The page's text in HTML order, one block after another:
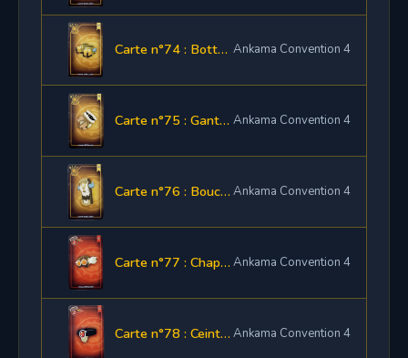
Carte n°74 : Bottes du Real Boitar Ankama Convention 4
Carte n°75 : Gantelet du Real Boitar Ankama Convention 4
Carte n°76 : Bouclier du Real Boitar Ankama Convention 4
Carte n°77 : Chapeau de Beneji Ankama Convention 4
Carte n°78 : Ceinture de Mounu Ankama Convention 4